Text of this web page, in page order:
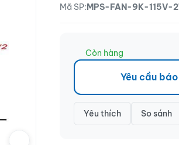
Mã SP:MPS-FAN-9K-115V-
Còn hàng
Yêu cầu
Yêu thích So sánh